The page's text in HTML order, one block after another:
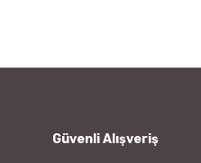
Güvenli Alışveriş